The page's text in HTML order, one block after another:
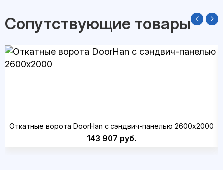
Сопутствующие товары
Откатные ворота DoorHan с сэндвич-панелью 2600x2000
143 907 руб.